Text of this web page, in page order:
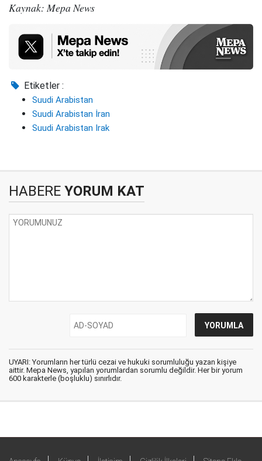
Kaynak: Mepa News
Etiketler :
Suudi Arabistan
Suudi Arabistan İran
Suudi Arabistan Irak
HABERE YORUM KAT
UYARI: Yorumların her türlü cezai ve hukuki sorumluluğu yazan kişiye
aittir. Mepa News, yapılan yorumlardan sorumlu değildir. Her bir yorum
600 karakterle (boşluklu) sınırlıdır.